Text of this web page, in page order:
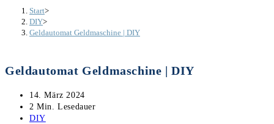
Start>
DIY>
Geldautomat Geldmaschine | DIY
Geldautomat Geldmaschine | DIY
Beitrag
veröffentlicht:
14. März 2024
Lesedauer:
2 Min. Lesedauer
Beitrags-
DIY